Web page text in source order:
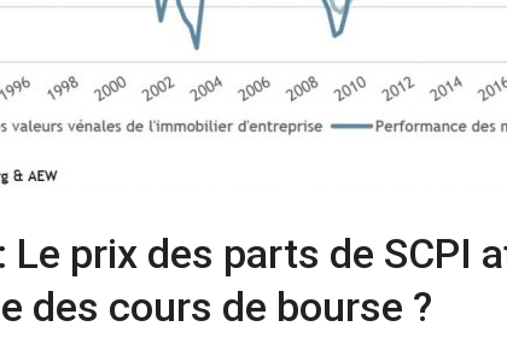
Le prix des parts de SCPI
des cours de bourse ?